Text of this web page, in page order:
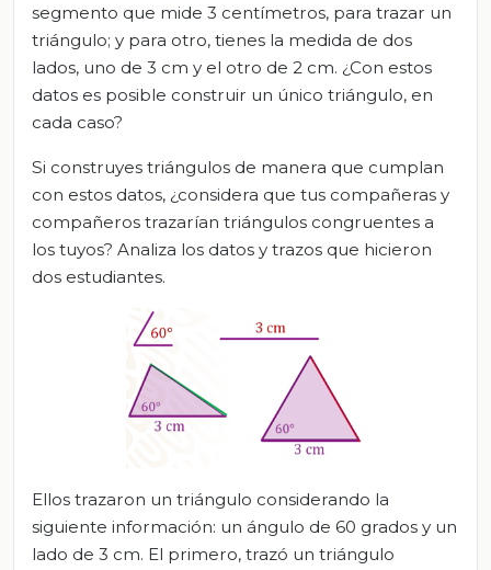
segmento que mide 3 centímetros, para trazar un
triángulo; y para otro, tienes la medida de dos
lados, uno de 3 cm y el otro de 2 cm. ¿Con estos
datos es posible construir un único triángulo, en
cada caso?
Si construyes triángulos de manera que cumplan
con estos datos, ¿considera que tus compañeras y
compañeros trazarían triángulos congruentes a
los tuyos? Analiza los datos y trazos que hicieron
dos estudiantes.
Ellos trazaron un triángulo considerando la
siguiente información: un ángulo de 60 grados y un
lado de 3 cm. El primero, trazó un triángulo